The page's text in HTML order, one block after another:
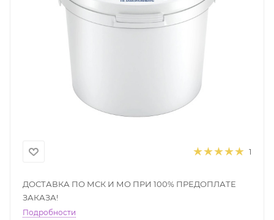
1
ДОСТАВКА ПО МСК И МО ПРИ 100% ПРЕДОПЛАТЕ
ЗАКАЗА!
Подробности